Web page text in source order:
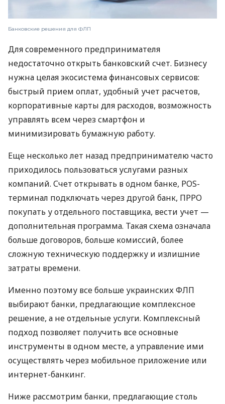
Банковские решения для ФЛП
Для современного предпринимателя
недостаточно открыть банковский счет. Бизнесу
нужна целая экосистема финансовых сервисов:
быстрый прием оплат, удобный учет расчетов,
корпоративные карты для расходов, возможность
управлять всем через смартфон и
минимизировать бумажную работу.
Еще несколько лет назад предпринимателю часто
приходилось пользоваться услугами разных
компаний. Счет открывать в одном банке, POS-
терминал подключать через другой банк, ПРРО
покупать у отдельного поставщика, вести учет —
дополнительная программа. Такая схема означала
больше договоров, больше комиссий, более
сложную техническую поддержку и излишние
затраты времени.
Именно поэтому все больше украинских ФЛП
выбирают банки, предлагающие комплексное
решение, а не отдельные услуги. Комплексный
подход позволяет получить все основные
инструменты в одном месте, а управление ими
осуществлять через мобильное приложение или
интернет-банкинг.
Ниже рассмотрим банки, предлагающие столь